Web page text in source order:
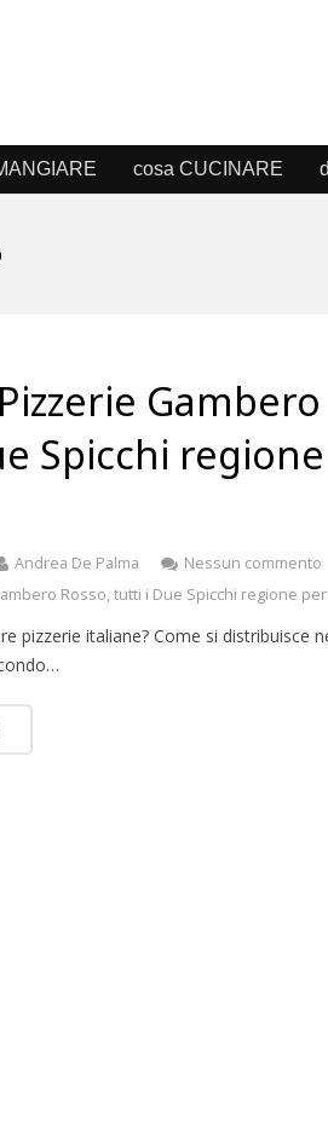
cosa CUCINARE
Gambero
Spicchi
Andrea De Palma
Nessun commento
Rosso,tutti i Due Spicchi regione
pizzerie italiane? Come si distribuisce